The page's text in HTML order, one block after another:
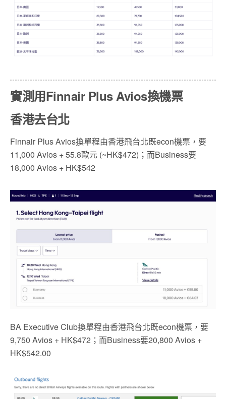
實測用Finnair Plus Avios換機票
香港去台北
Finnair Plus Avios換單程由香港飛台北既econ機票，要
11,000 Avios + 55.8歐元 (~HK$472)；而Business要
18,000 Avios + HK$542
BA Executive Club換單程由香港飛台北既econ機票，要
9,750 Avios + HK$472；而Business要20,800 Avios +
HK$542.00